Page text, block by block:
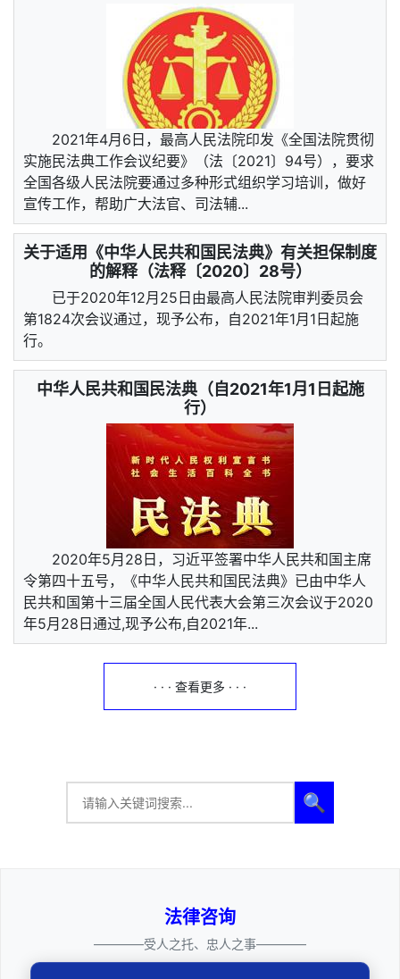
2021年4月6日，最高人民法院印发《全国法院贯彻
实施民法典工作会议纪要》（法〔2021〕94号），要求
全国各级人民法院要通过多种形式组织学习培训，做好
宣传工作，帮助广大法官、司法辅...
关于适用《中华人民共和国民法典》有关担保制度
的解释（法释〔2020〕28号）
已于2020年12月25日由最高人民法院审判委员会
第1824次会议通过，现予公布，自2021年1月1日起施
行。
中华人民共和国民法典（自2021年1月1日起施
行）
2020年5月28日，习近平签署中华人民共和国主席
令第四十五号，《中华人民共和国民法典》已由中华人
民共和国第十三届全国人民代表大会第三次会议于2020
年5月28日通过,现予公布,自2021年...
· · · 查看更多 · · ·
🔍
法律咨询
————受人之托、忠人之事————